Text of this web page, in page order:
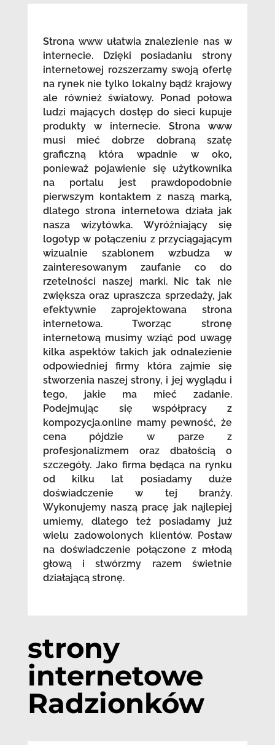
Strona www ułatwia znalezienie nas w
internecie. Dzięki posiadaniu strony
internetowej rozszerzamy swoją ofertę
na rynek nie tylko lokalny bądź krajowy
ale również światowy. Ponad połowa
ludzi mających dostęp do sieci kupuje
produkty w internecie. Strona www
musi mieć dobrze dobraną szatę
graficzną która wpadnie w oko,
ponieważ pojawienie się użytkownika
na portalu jest prawdopodobnie
pierwszym kontaktem z naszą marką,
dlatego strona internetowa działa jak
nasza wizytówka. Wyróżniający się
logotyp w połączeniu z przyciągającym
wizualnie szablonem wzbudza w
zainteresowanym zaufanie co do
rzetelności naszej marki. Nic tak nie
zwiększa oraz upraszcza sprzedaży, jak
efektywnie zaprojektowana strona
internetowa. Tworząc stronę
internetową musimy wziąć pod uwagę
kilka aspektów takich jak odnalezienie
odpowiedniej firmy która zajmie się
stworzenia naszej strony, i jej wyglądu i
tego, jakie ma mieć zadanie.
Podejmując się współpracy z
kompozycja.online mamy pewność, że
cena pójdzie w parze z
profesjonalizmem oraz dbałością o
szczegóły. Jako firma będąca na rynku
od kilku lat posiadamy duże
doświadczenie w tej branży.
Wykonujemy naszą pracę jak najlepiej
umiemy, dlatego też posiadamy już
wielu zadowolonych klientów. Postaw
na doświadczenie połączone z młodą
głową i stwórzmy razem świetnie
działającą stronę.
strony
internetowe
Radzionków